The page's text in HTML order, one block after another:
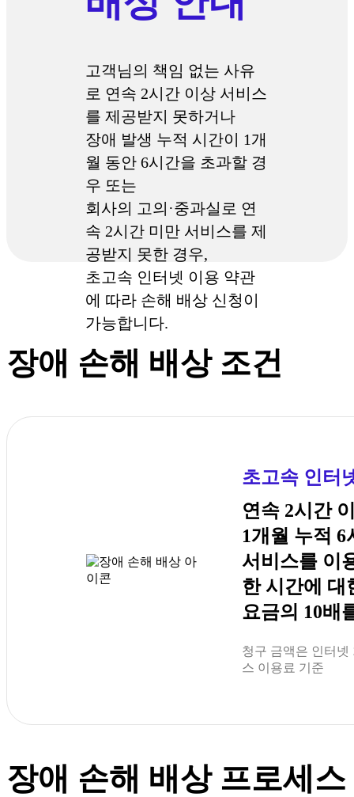
고객님의 책임 없는 사유
로 연속 2시간 이상 서비스
를 제공받지 못하거나
장애 발생 누적 시간이 1개
월 동안 6시간을 초과할 경
우 또는
회사의 고의·중과실로 연
속 2시간 미만 서비스를 제
공받지 못한 경우,
초고속 인터넷 이용 약관
에 따라 손해 배상 신청이
가능합니다.
장애 손해 배상 조건
초고속 인터
연속 2시간
1개월 누적 6
서비스를 이
한 시간에 대
요금의 10배
청구 금액은 인터넷
스 이용료 기준
장애 손해 배상 프로세스